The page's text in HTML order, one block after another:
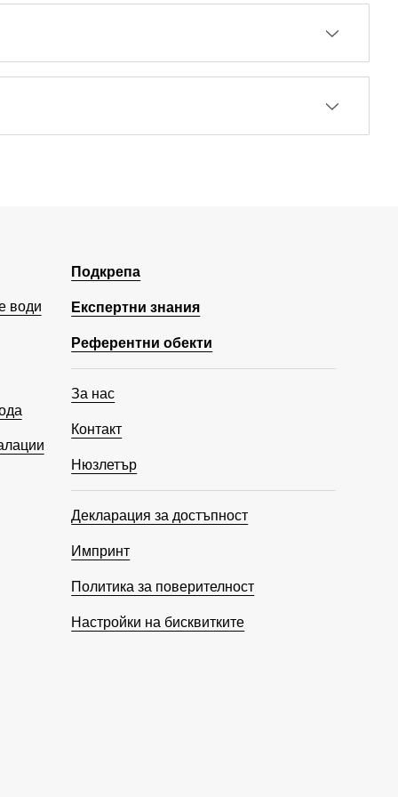
води
Подкрепа
Експертни знания
Референтни обекти
За нас
Контакт
Нюзлетър
Декларация за достъпност
Импринт
Политика за поверителност
Настройки на бисквитките